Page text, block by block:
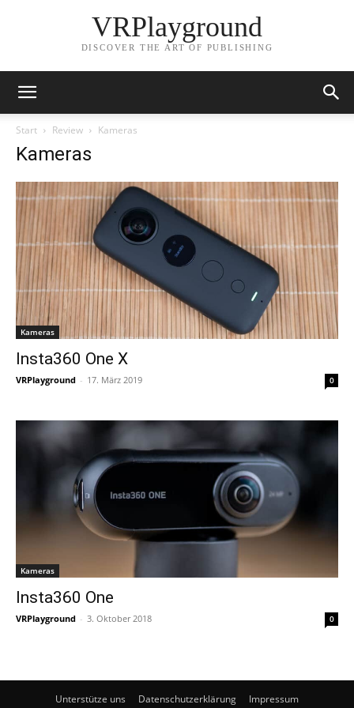
VRPlayground
DISCOVER THE ART OF PUBLISHING
Start Review Kameras
Kameras
Kameras
Insta360 One X
VRPlayground - 17. März 2019 0
Kameras
Insta360 One
VRPlayground - 3. Oktober 2018 0
Unterstütze uns Datenschutzerklärung Impressum